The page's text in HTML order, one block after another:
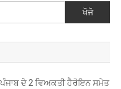
ਖੋਜੋ
ਪੰਜਾਬ ਦੇ 2 ਵਿਅਕਤੀ ਹੈਰੋਇਨ ਸਮੇਤ